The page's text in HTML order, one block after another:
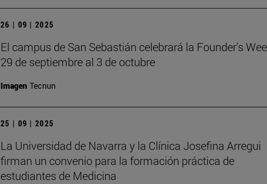
26 | 09 | 2025
El campus de San Sebastián celebrará la Founder's
29 de septiembre al 3 de octubre
Imagen Tecnun
25 | 09 | 2025
La Universidad de Navarra y la Clínica Josefina Arregui
firman un convenio para la formación práctica de
estudiantes de Medicina